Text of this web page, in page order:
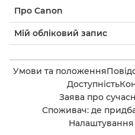
Про Canon
Мій обліковий запис
Умови та положення
Доступність
Заява про
Споживач: де